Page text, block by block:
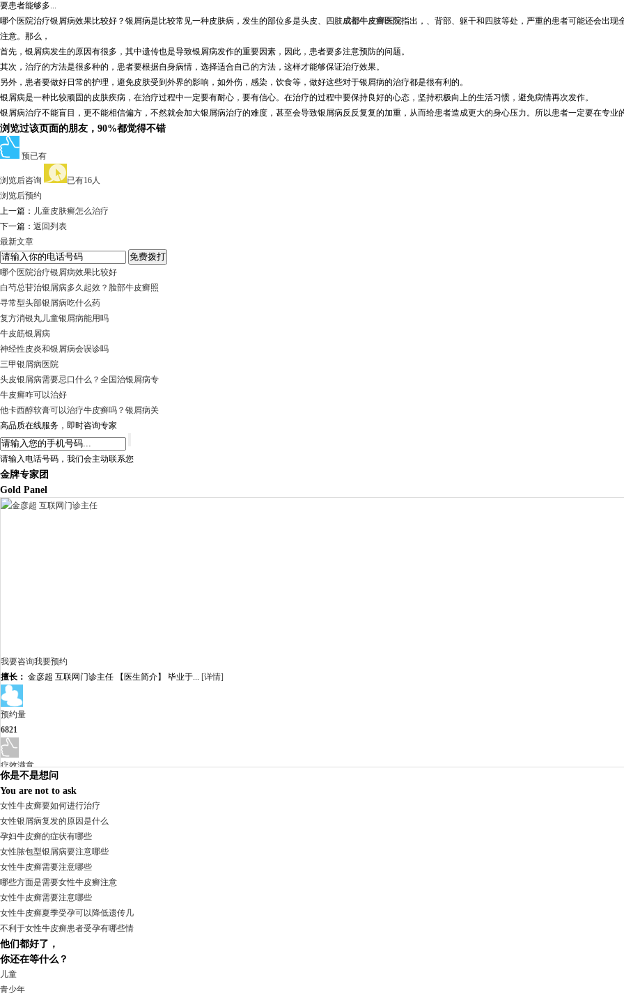
要患者能够多...
哪个医院治疗银屑病效果比较好？银屑病是比较常见一种皮肤病，发生的部位多是头皮、四肢成都牛皮癣医院指出，、背部、躯干和四肢等处，严重的患者可能还会出
注意。那么，
首先，银屑病发生的原因有很多，其中遗传也是导致银屑病发作的重要因素，因此，患者要多注意预防的问题。
其次，治疗的方法是很多种的，患者要根据自身病情，选择适合自己的方法，这样才能够保证治疗效果。
另外，患者要做好日常的护理，避免皮肤受到外界的影响，如外伤，感染，饮食等，做好这些对于银屑病的治疗都是很有利的。
银屑病是一种比较顽固的皮肤疾病，在治疗过程中一定要有耐心，要有信心。在治疗的过程中要保持良好的心态，坚持积极向上的生活习惯，避免病情再次发作。
银屑病治疗不能盲目，更不能相信偏方，不然就会加大银屑病治疗的难度，甚至会导致银屑病反反复复的加重，从而给患者造成更大的身心压力。所以患者一定要在专业
浏览过该页面的朋友，90%都觉得不错
预已有
浏览后咨询
已有16人
浏览后预约
上一篇： 儿童皮肤癣怎么治疗
下一篇： 返回列表
最新文章
哪个医院治疗银屑病效果比较好
白芍总苷治银屑病多久起效？脸部牛皮癣照
寻常型头部银屑病吃什么药
复方消银丸儿童银屑病能用吗
牛皮筋银屑病
神经性皮炎和银屑病会误诊吗
三甲银屑病医院
头皮银屑病需要忌口什么？全国治银屑病专
牛皮癣咋可以治好
他卡西醇软膏可以治疗牛皮癣吗？银屑病关
高品质在线服务，即时咨询专家
请输入电话号码，我们会主动联系您
金牌专家团
Gold Panel
我要咨询我要预约
擅长： 金彦超 互联网门诊主任 【医生简介】 毕业于... [详情]
预约量
6821
疗效满意
98%
我要咨询 我要预约
你是不是想问
You are not to ask
女性牛皮癣要如何进行治疗
女性银屑病复发的原因是什么
孕妇牛皮癣的症状有哪些
女性脓包型银屑病要注意哪些
女性牛皮癣需要注意哪些
哪些方面是需要女性牛皮癣注意
女性牛皮癣需要注意哪些
女性牛皮癣夏季受孕可以降低遗传几
不利于女性牛皮癣患者受孕有哪些情
他们都好了，
你还在等什么？
儿童
青少年